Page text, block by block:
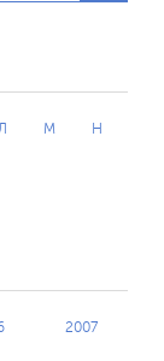
М Н
2007